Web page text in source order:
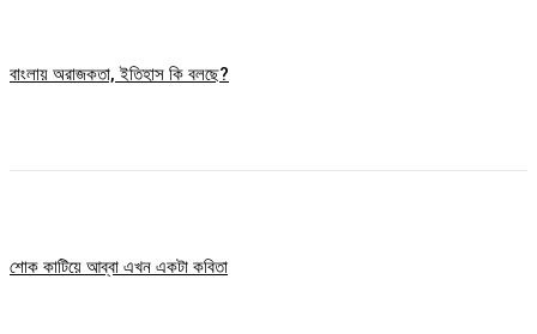
বাংলায় অরাজকতা, ইতিহাস কি বলছে?
শোক কাটিয়ে আব্বা এখন একটা কবিতা